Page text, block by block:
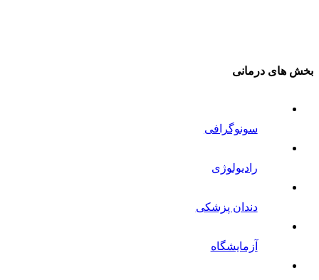
بخش های درمانی
سونوگرافی
رادیولوژی
دندان پزشکی
آزمایشگاه